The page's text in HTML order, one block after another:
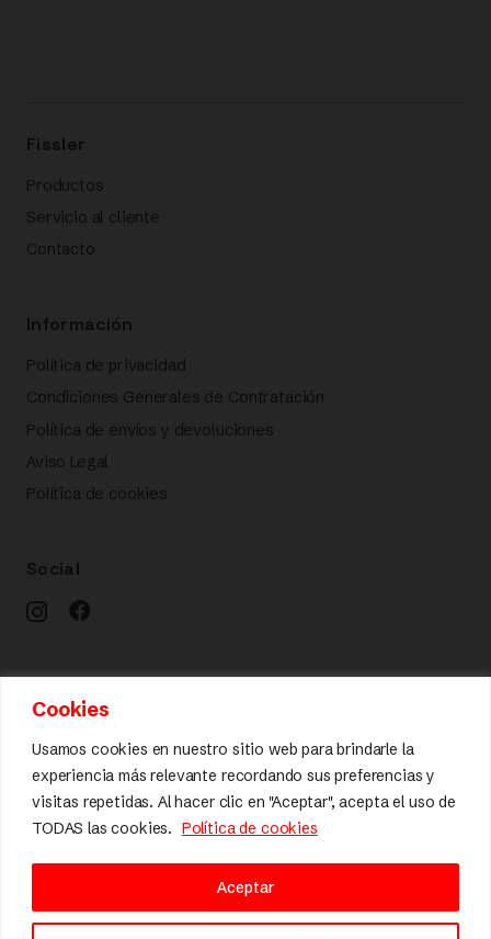
Cookies
Usamos cookies en nuestro sitio web para brindarle la
experiencia más relevante recordando sus preferencias y
visitas repetidas. Al hacer clic en "Aceptar", acepta el uso de
TODAS las cookies. Política de cookies
Aceptar
Fissler
Productos
Servicio al cliente
Contacto
Información
Política de privacidad
Condiciones Generales de Contratación
Política de envíos y devoluciones
Aviso Legal
Política de cookies
Social